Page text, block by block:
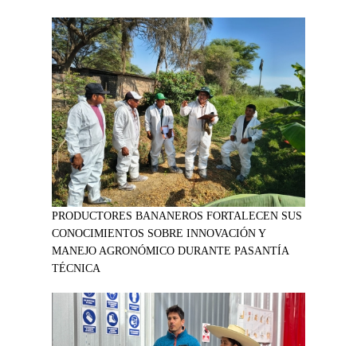
PRODUCTORES BANANEROS FORTALECEN SUS
CONOCIMIENTOS SOBRE INNOVACIÓN Y
MANEJO AGRONÓMICO DURANTE PASANTÍA
TÉCNICA